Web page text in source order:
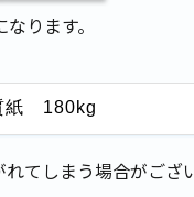
ります。
てしまう場合がござ